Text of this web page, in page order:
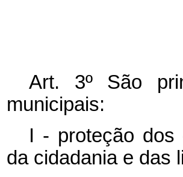
Art. 3º São
municipais:
I - proteção dos
da cidadania e das